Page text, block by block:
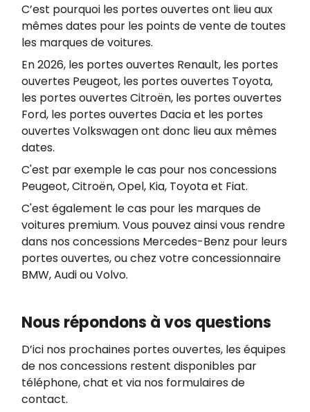
C’est pourquoi les portes ouvertes ont lieu aux
mêmes dates pour les points de vente de toutes
les marques de voitures.
En 2026, les portes ouvertes Renault, les portes
ouvertes Peugeot, les portes ouvertes Toyota,
les portes ouvertes Citroën, les portes ouvertes
Ford, les portes ouvertes Dacia et les portes
ouvertes Volkswagen ont donc lieu aux mêmes
dates.
C'est par exemple le cas pour nos concessions
Peugeot, Citroën, Opel, Kia, Toyota et Fiat.
C'est également le cas pour les marques de
voitures premium​. Vous pouvez ainsi vous rendre
dans nos concessions Mercedes-Benz pour leurs
portes ouvertes, ou chez votre concessionnaire
BMW, Audi ou Volvo.
Nous répondons à vos questions
D’ici nos prochaines portes ouvertes, les équipes
de nos concessions restent disponibles par
téléphone, chat et via nos formulaires de
contact.